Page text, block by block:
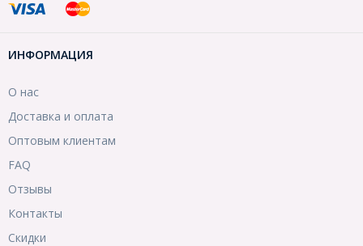
ИНФОРМАЦИЯ
О нас
Доставка и оплата
Оптовым клиентам
FAQ
Отзывы
Контакты
Скидки